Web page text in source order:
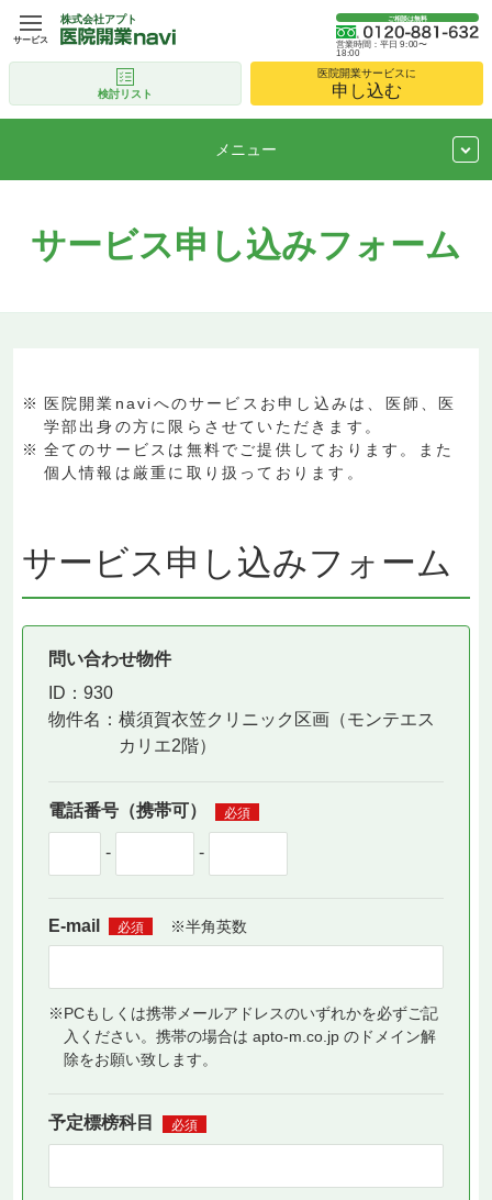
株式会社アプト ご相談は無料
営業時間：平日 9:00〜
18:00
検討リスト
医院開業サービスに
申し込む
サービス
メニュー
サービス申し込みフォーム
医院開業naviへのサービスお申し込みは、医師、医
学部出身の方に限らさせていただきます。
全てのサービスは無料でご提供しております。また
個人情報は厳重に取り扱っております。
サービス申し込みフォーム
問い合わせ物件
ID：930
物件名： 横須賀衣笠クリニック区画（モンテエス
カリエ2階）
電話番号（携帯可） 必須
- -
E-mail 必須 ※半角英数
※PCもしくは携帯メールアドレスのいずれかを必ずご記
入ください。携帯の場合は apto-m.co.jp のドメイン解
除をお願い致します。
予定標榜科目 必須